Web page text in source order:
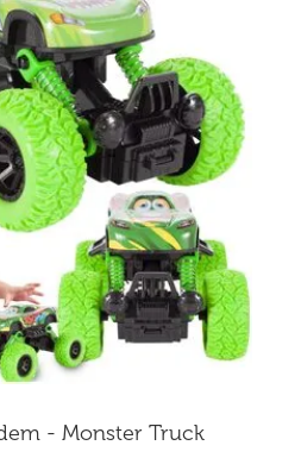
- Monster Truck